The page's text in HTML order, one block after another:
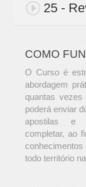
25 -
COMO
O Curso é
abordagem
quantas
poderá enviar
apostilas e
completar, ao
conhecimentos
todo território